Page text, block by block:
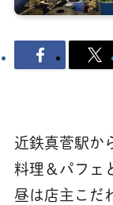
近鉄真菅駅か
料理＆パフェ
昼は店主こだ